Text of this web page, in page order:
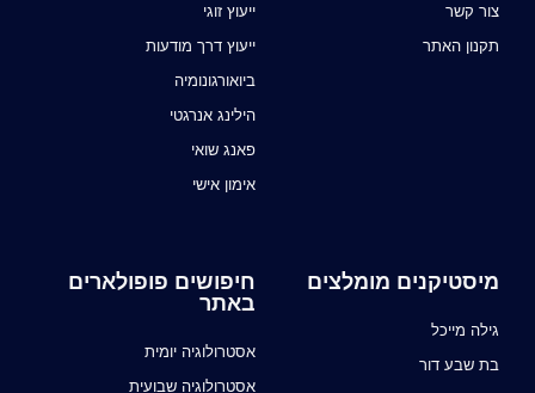
צור קשר
תקנון האתר
ייעוץ זוגי
ייעוץ דרך מודעות
ביואורגונומיה
הילינג אנרגטי
פאנג שואי
אימון אישי
מיסטיקנים מומלצים
גילה מייכל
בת שבע דור
חיפושים פופולארים
באתר
אסטרולוגיה יומית
אסטרולוגיה שבועית